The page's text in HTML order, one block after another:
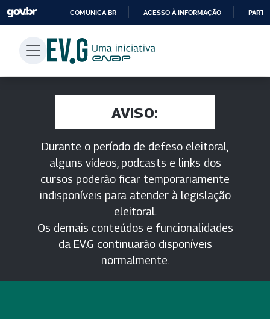
PARA
CONTEÚDO
COMUNICA BR ACESSO À INFORMAÇÃO
AVISO:
Durante o período de defeso eleitoral,
alguns vídeos, podcasts e links dos
cursos poderão ficar temporariamente
indisponíveis para atender à legislação
eleitoral.
Os demais conteúdos e funcionalidades
da EV.G continuarão disponíveis
normalmente.